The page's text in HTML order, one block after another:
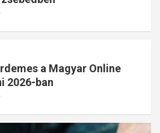
a Magyar Online
2026-ban